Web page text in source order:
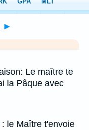
►
Le maître te
la Pâque avec
le Maître t'envoie